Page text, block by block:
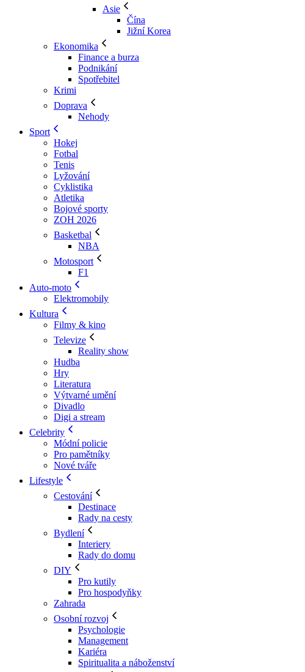
Asie
Čína
Jižní Korea
Ekonomika
Finance a burza
Podnikání
Spotřebitel
Krimi
Doprava
Nehody
Sport
Hokej
Fotbal
Tenis
Lyžování
Cyklistika
Atletika
Bojové sporty
ZOH 2026
Basketbal
NBA
Motosport
F1
Auto-moto
Elektromobily
Kultura
Filmy & kino
Televize
Reality show
Hudba
Hry
Literatura
Výtvarné umění
Divadlo
Digi a stream
Celebrity
Módní policie
Pro pamětníky
Nové tváře
Lifestyle
Cestování
Destinace
Rady na cesty
Bydlení
Interiery
Rady do domu
DIY
Pro kutily
Pro hospodyňky
Zahrada
Osobní rozvoj
Psychologie
Management
Kariéra
Spiritualita a náboženství